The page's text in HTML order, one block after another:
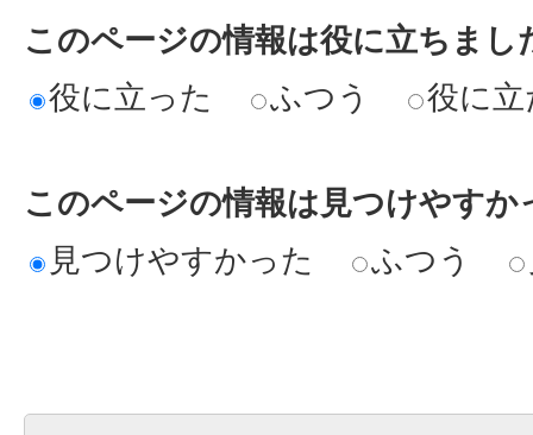
このページの情報は役に立ちまし
役に立った
ふつう 役に
このページの情報は見つけやすか
見つけやすかった
ふつう